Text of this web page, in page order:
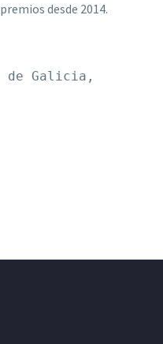
desde 2014.
de Galicia,